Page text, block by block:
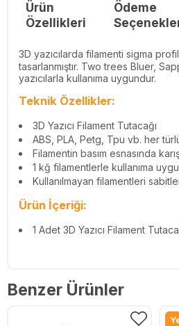
Ürün
Özellikleri
Ödeme
3D yazıcılarda filamenti sigma
tasarlanmıştır. Two trees Bluer,
yazıcılarla kullanıma uygundur.
Teknik Özellikler:
3D Yazıcı Filament Tutacağı
ABS, PLA, Petg, Tpu vb. her
Filamentin basım esnasında
1 kğ filamentlerle kullanıma
Kullanılmayan filamentleri
Ürün İçeriği:
1 Adet 3D Yazıcı Filament
Benzer Ürünler